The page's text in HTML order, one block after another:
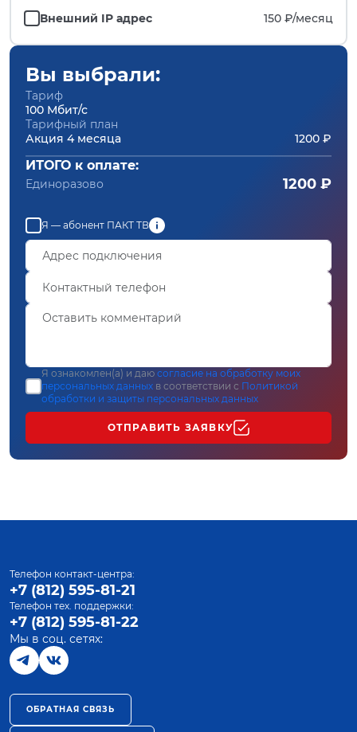
Внешний IP адрес 150 ₽/месяц
Вы выбрали:
Тариф
100 Мбит/с
Тарифный план
Акция 4 месяца
1200 ₽
ИТОГО к оплате:
Единоразово 1200 ₽
Я — абонент ПАКТ ТВ
Я ознакомлен(а) и даю согласие на обработку моих
персональных данных в соответствии с Политикой
обработки и защиты персональных данных
ОТПРАВИТЬ ЗАЯВКУ
Телефон контакт-центра:
+7 (812) 595-81-21
Телефон тех. поддержки:
+7 (812) 595-81-22
Мы в соц. сетях:
ОБРАТНАЯ СВЯЗЬ